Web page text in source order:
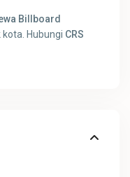
Billboard
Hubungi CRS